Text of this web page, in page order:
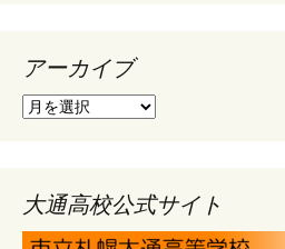
アーカイブ
ア
ブ
大通高校公式サイト